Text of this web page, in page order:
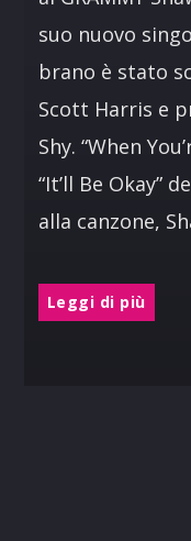
suo nuovo
brano è stato
Scott Harris e
Shy. “When
“It’ll Be Okay”
alla canzone,
Leggi di più